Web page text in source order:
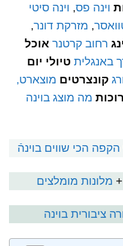
וינה פס, וינה סיטי
, מזרקת דונר,
רחוב קרטנר אוכל
באנגלית טיולי יום
קונצרטים מוצארט,
מה מוצג בוינה
הכי שווים בוינה
+ מלונות מומלצים
ציבורית בוינה